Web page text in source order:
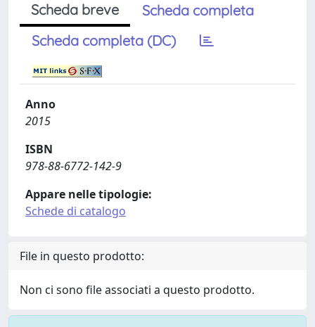
Scheda breve
Scheda completa
Scheda completa (DC)
Anno
2015
ISBN
978-88-6772-142-9
Appare nelle tipologie:
Schede di catalogo
File in questo prodotto:
Non ci sono file associati a questo prodotto.